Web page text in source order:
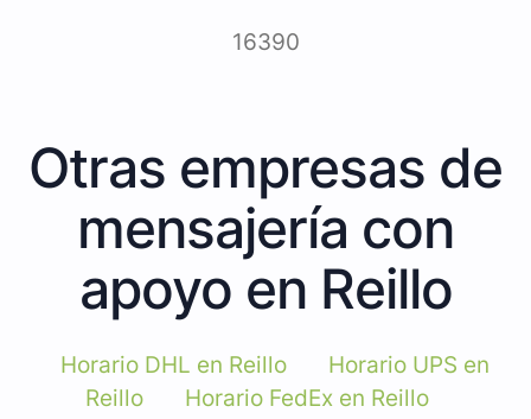
16390
Otras empresas de
mensajería con
apoyo en Reillo
Horario DHL en Reillo
Horario UPS en
Reillo
Horario FedEx en Reillo